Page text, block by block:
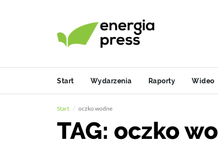
Start Wydarzenia Raporty Wideo
Start oczko wodne
TAG: oczko